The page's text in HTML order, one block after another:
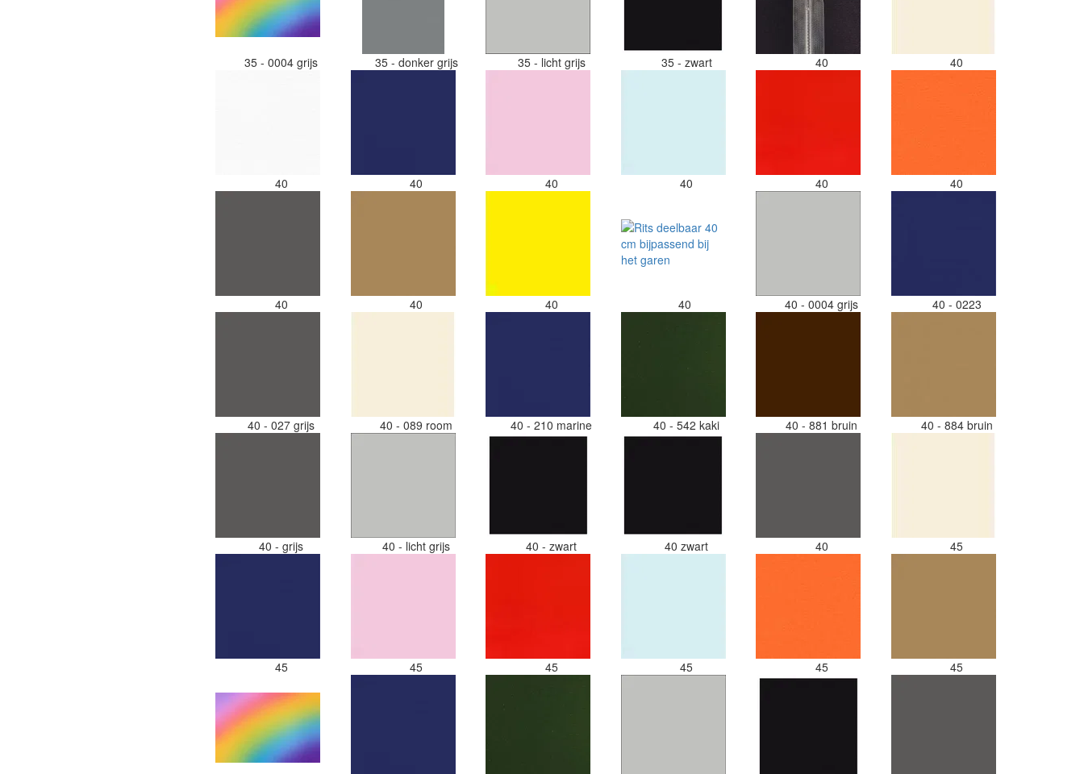
35 - 0004 grijs 35 - donker grijs 35 - licht grijs 35 - zwart 40 40
40 40 40 40 40 40
40 40 40 40 40 - 0004 grijs 40 - 0223
40 - 027 grijs 40 - 089 room 40 - 210 marine 40 - 542 kaki 40 - 881 bruin 40 - 884 bruin
40 - grijs 40 - licht grijs 40 - zwart 40 zwart 40 45
45 45 45 45 45 45